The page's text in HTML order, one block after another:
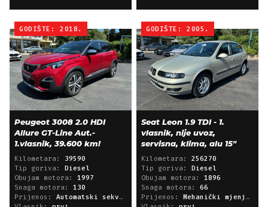
GODIŠTE: 2018.
Peugeot 3008 2.0 HDI
Allure GT-Line Aut.-
1.vlasnik, 39.600 km!
Kilometara: 39590
Tip goriva:
Diesel
Obujam motora: 1997
Snaga motora: 130
Prijenos: Automatski sekvencijski
GODIŠTE: 2005.
Seat Leon 1.9 TDI - 1.
vlasnik, nije uvoz,
servisna, klima, alu 15"
Kilometara: 256270
Tip goriva:
Diesel
Obujam motora: 1896
Snaga motora: 66
Prijenos:
Mehanički mjenjač